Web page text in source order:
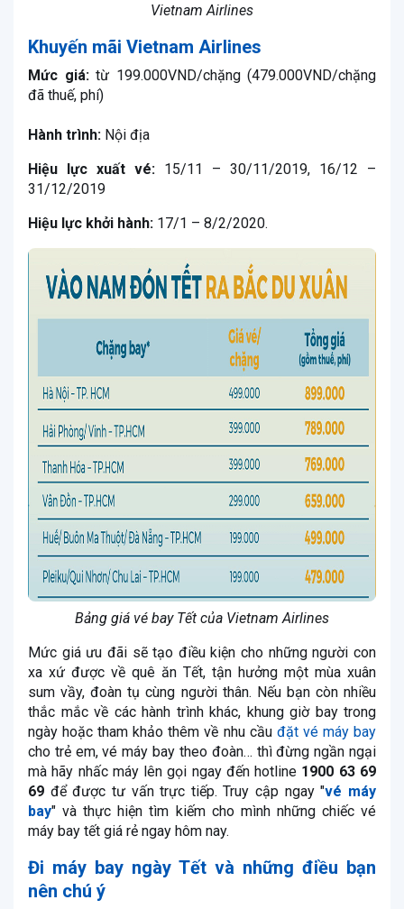
Vietnam Airlines
Khuyến mãi Vietnam Airlines
Mức giá:từ 199.000VND/chặng (479.000VND/chặng
đã thuế, phí)
Hành trình: Nội địa
Hiệu lực xuất vé: 15/11 – 30/11/2019, 16/12 –
31/12/2019
Hiệu lực khởi hành: 17/1 – 8/2/2020.
Bảng giá vé bay Tết của Vietnam Airlines
Mức giá ưu đãi sẽ tạo điều kiện cho những người con
xa xứ được về quê ăn Tết, tận hưởng một mùa xuân
sum vầy, đoàn tụ cùng người thân. Nếu bạn còn nhiều
thắc mắc về các hành trình khác, khung giờ bay trong
ngày hoặc tham khảo thêm về nhu cầu đặt vé máy bay
cho trẻ em, vé máy bay theo đoàn… thì đừng ngần ngại
mà hãy nhấc máy lên gọi ngay đến hotline 1900 63 69
69 để được tư vấn trực tiếp. Truy cập ngay "vé máy
bay" và thực hiện tìm kiếm cho mình những chiếc vé
máy bay tết giá rẻ ngay hôm nay.
Đi máy bay ngày Tết và những điều bạn
nên chú ý